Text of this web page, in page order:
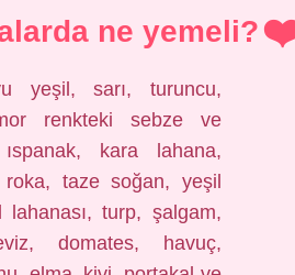
ne yemeli?
yeşil, sarı, turuncu,
renkteki sebze ve
kara lahana,
roka, taze soğan, yeşil
lahanası, turp, şalgam,
domates, havuç,